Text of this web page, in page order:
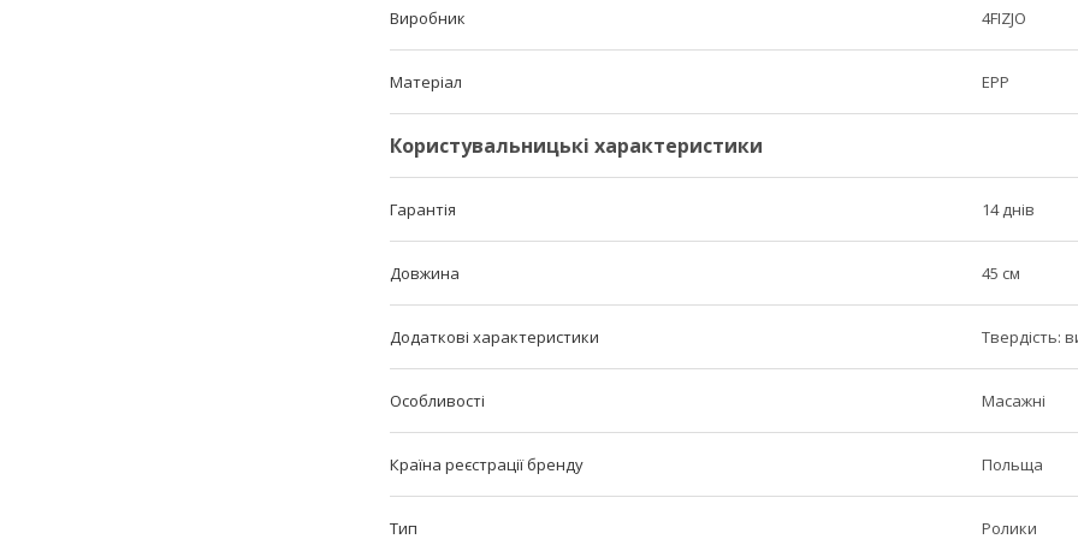
Виробник 4FIZJO
Матеріал EPP
Користувальницькі характеристики
Гарантія 14 днів
Довжина 45 см
Додаткові характеристики Твердість:
Особливості Масажні
Країна реєстрації бренду Польща
Тип Ролики